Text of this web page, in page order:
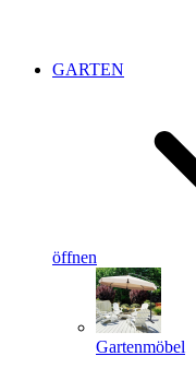
GARTEN
öffnen
Gartenmöbel